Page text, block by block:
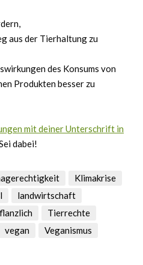
aus der Tierhaltung zu
des Konsums von
Produkten besser zu
mit deiner Unterschrift in
dabei!
Klimakrise
landwirtschaft
Tierrechte
vegan Veganismus